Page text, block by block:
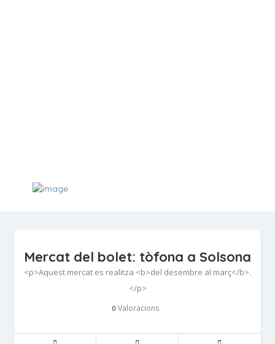
Mercat del bolet: tòfona a Solsona
<p>Aquest mercat es realitza <b>del desembre al març</b>.
</p>
0 Valoracions